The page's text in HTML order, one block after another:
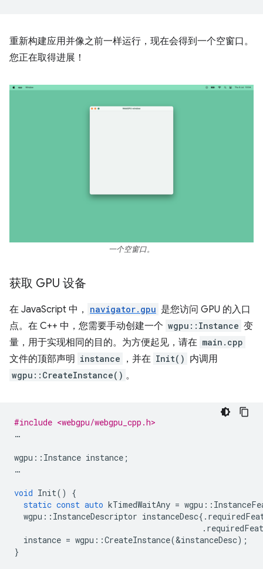
重新构建应用并像之前一样运行，现在会得到一个空窗口。
您正在取得进展！
一个空窗口。
获取 GPU 设备
在 JavaScript 中， navigator.gpu 是您访问 GPU 的入口
点。在 C++ 中，您需要手动创建一个 wgpu::Instance 变
量，用于实现相同的目的。为方便起见，请在 main.cpp
文件的顶部声明 instance ，并在 Init() 内调用
wgpu::CreateInstance() 。
#include <webgpu/webgpu_cpp.h>
…
wgpu :: Instance instance ;
…
void Init()
{
static const auto kTimedWaitAny = wgpu ::
wgpu :: InstanceDescriptor instanceDesc{.
.
instance = wgpu ::CreateInstance(&instanceDesc);
}